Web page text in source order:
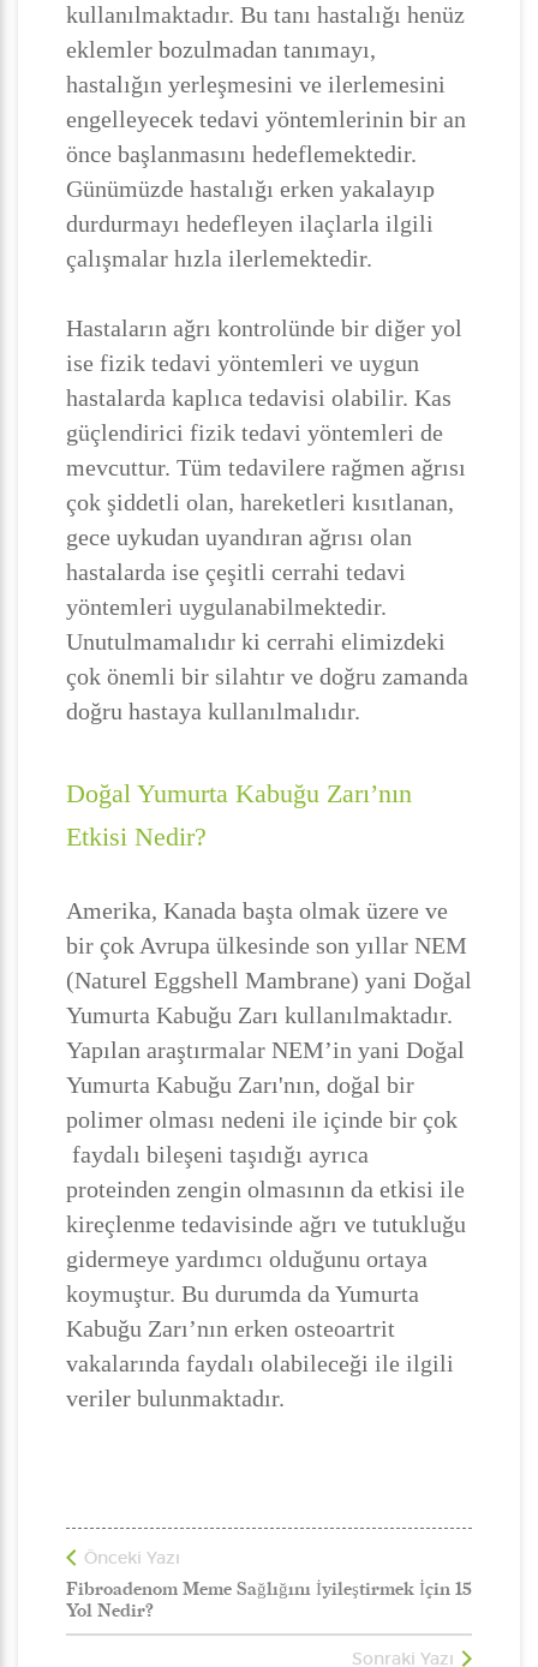
kullanılmaktadır. Bu tanı hastalığı henüz
eklemler bozulmadan tanımayı,
hastalığın yerleşmesini ve ilerlemesini
engelleyecek tedavi yöntemlerinin bir an
önce başlanmasını hedeflemektedir.
Günümüzde hastalığı erken yakalayıp
durdurmayı hedefleyen ilaçlarla ilgili
çalışmalar hızla ilerlemektedir.
Hastaların ağrı kontrolünde bir diğer yol
ise fizik tedavi yöntemleri ve uygun
hastalarda kaplıca tedavisi olabilir. Kas
güçlendirici fizik tedavi yöntemleri de
mevcuttur. Tüm tedavilere rağmen ağrısı
çok şiddetli olan, hareketleri kısıtlanan,
gece uykudan uyandıran ağrısı olan
hastalarda ise çeşitli cerrahi tedavi
yöntemleri uygulanabilmektedir.
Unutulmamalıdır ki cerrahi elimizdeki
çok önemli bir silahtır ve doğru zamanda
doğru hastaya kullanılmalıdır.
Doğal Yumurta Kabuğu Zarı’nın
Etkisi Nedir?
Amerika, Kanada başta olmak üzere ve
bir çok Avrupa ülkesinde son yıllar NEM
(Naturel Eggshell Mambrane) yani Doğal
Yumurta Kabuğu Zarı kullanılmaktadır.
Yapılan araştırmalar NEM’in yani Doğal
Yumurta Kabuğu Zarı'nın, doğal bir
polimer olması nedeni ile içinde bir çok
faydalı bileşeni taşıdığı ayrıca
proteinden zengin olmasının da etkisi ile
kireçlenme tedavisinde ağrı ve tutukluğu
gidermeye yardımcı olduğunu ortaya
koymuştur. Bu durumda da Yumurta
Kabuğu Zarı’nın erken osteoartrit
vakalarında faydalı olabileceği ile ilgili
veriler bulunmaktadır.
Önceki Yazı
Fibroadenom Meme Sağlığını İyileştirmek İçin 15
Yol Nedir?
Sonraki Yazı